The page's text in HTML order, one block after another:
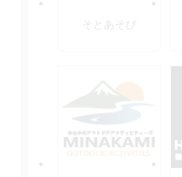
そとあそび